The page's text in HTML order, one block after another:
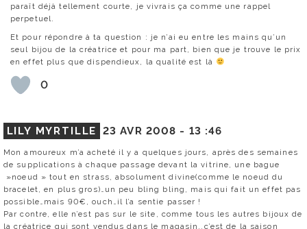
paraît déjà tellement courte, je vivrais ça comme une rappel
perpetuel.
Et pour répondre à ta question : je n’ai eu entre les mains qu’un
seul bijou de la créatrice et pour ma part, bien que je trouve le prix
en effet plus que dispendieux, la qualité est là
0
LILY MYRTILLE 23 AVR 2008 - 13 :46
Mon amoureux m’a acheté il y a quelques jours, après des semaines
de supplications à chaque passage devant la vitrine, une bague
»noeud » tout en strass, absolument divine(comme le noeud du
bracelet, en plus gros)…un peu bling bling, mais qui fait un effet pas
possible…mais 90€, ouch…il l’a sentie passer !
Par contre, elle n’est pas sur le site, comme tous les autres bijoux de
la créatrice qui sont vendus dans le magasin..c’est de la saison